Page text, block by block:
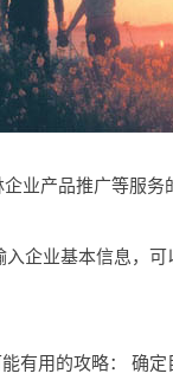
业产品推广等服务
企业基本信息，
有用的攻略： 确